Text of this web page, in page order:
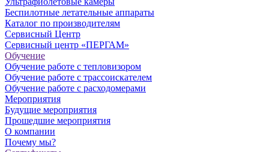
Беспилотные летательные аппараты
Каталог по производителям
Сервисный Центр
Сервисный центр «ПЕРГАМ»
Обучение
Обучение работе с тепловизором
Обучение работе с трассоискателем
Обучение работе с расходомерами
Мероприятия
Будущие мероприятия
Прошедшие мероприятия
О компании
Почему мы?